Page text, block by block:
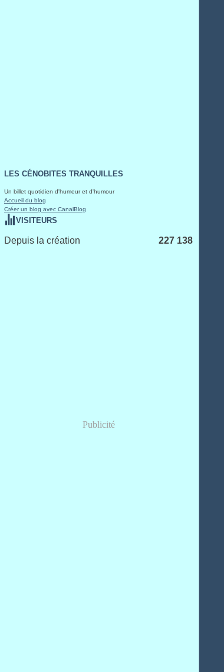
LES CÉNOBITES TRANQUILLES
Un billet quotidien d'humeur et d'humour
Accueil du blog
Créer un blog avec CanalBlog
VISITEURS
Depuis la création 227 138
Publicité